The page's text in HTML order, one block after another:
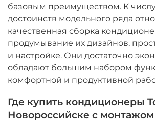
базовым преимуществом. К
достоинств модельного ряда
качественная сборка
продумывание их дизайнов,
и настройке. Они достаточно
обладают большим набором
комфортной и продуктивной
Где купить кондиционеры
Новороссийске с монтажом